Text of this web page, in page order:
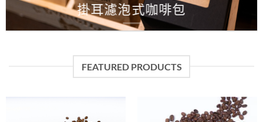
掛耳濾泡式咖啡包
FEATURED PRODUCTS